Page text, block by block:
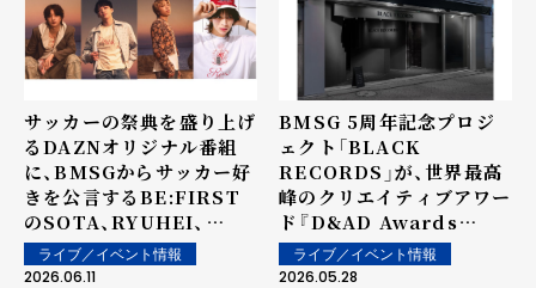
サッカーの祭典を盛り上げ
るDAZNオリジナル番組
に、BMSGからサッカー好
きを公言するBE:FIRST
のSOTA、RYUHEI、
JUNON、STARGLOWの
ADAMが出演決定
ライブ／イベント情報
2026.06.11
BMSG 5周年記念プロジ
ェクト「BLACK
RECORDS」が、世界最高
峰のクリエイティブアワー
ド『D&AD Awards
2026』にて「Wood
Pencil」を受賞
ライブ／イベント情報
2026.05.28